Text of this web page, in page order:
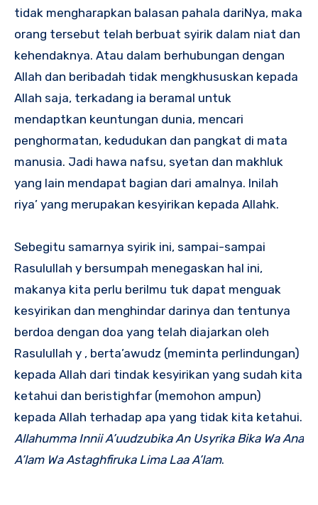
tidak mengharapkan balasan pahala dariNya, maka
orang tersebut telah berbuat syirik dalam niat dan
kehendaknya. Atau dalam berhubungan dengan
Allah dan beribadah tidak mengkhususkan kepada
Allah saja, terkadang ia beramal untuk
mendaptkan keuntungan dunia, mencari
penghormatan, kedudukan dan pangkat di mata
manusia. Jadi hawa nafsu, syetan dan makhluk
yang lain mendapat bagian dari amalnya. Inilah
riya’ yang merupakan kesyirikan kepada Allahk.
Sebegitu samarnya syirik ini, sampai-sampai
Rasulullah y bersumpah menegaskan hal ini,
makanya kita perlu berilmu tuk dapat menguak
kesyirikan dan menghindar darinya dan tentunya
berdoa dengan doa yang telah diajarkan oleh
Rasulullah y , berta’awudz (meminta perlindungan)
kepada Allah dari tindak kesyirikan yang sudah kita
ketahui dan beristighfar (memohon ampun)
kepada Allah terhadap apa yang tidak kita ketahui.
Allahumma Innii A’uudzubika An Usyrika Bika Wa Ana
A’lam Wa Astaghfiruka Lima Laa A’lam.